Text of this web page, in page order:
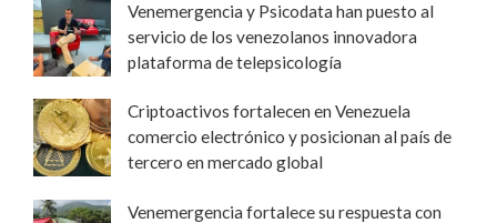
Venemergencia y Psicodata han puesto al
servicio de los venezolanos innovadora
plataforma de telepsicología
Criptoactivos fortalecen en Venezuela
comercio electrónico y posicionan al país de
tercero en mercado global
Venemergencia fortalece su respuesta con